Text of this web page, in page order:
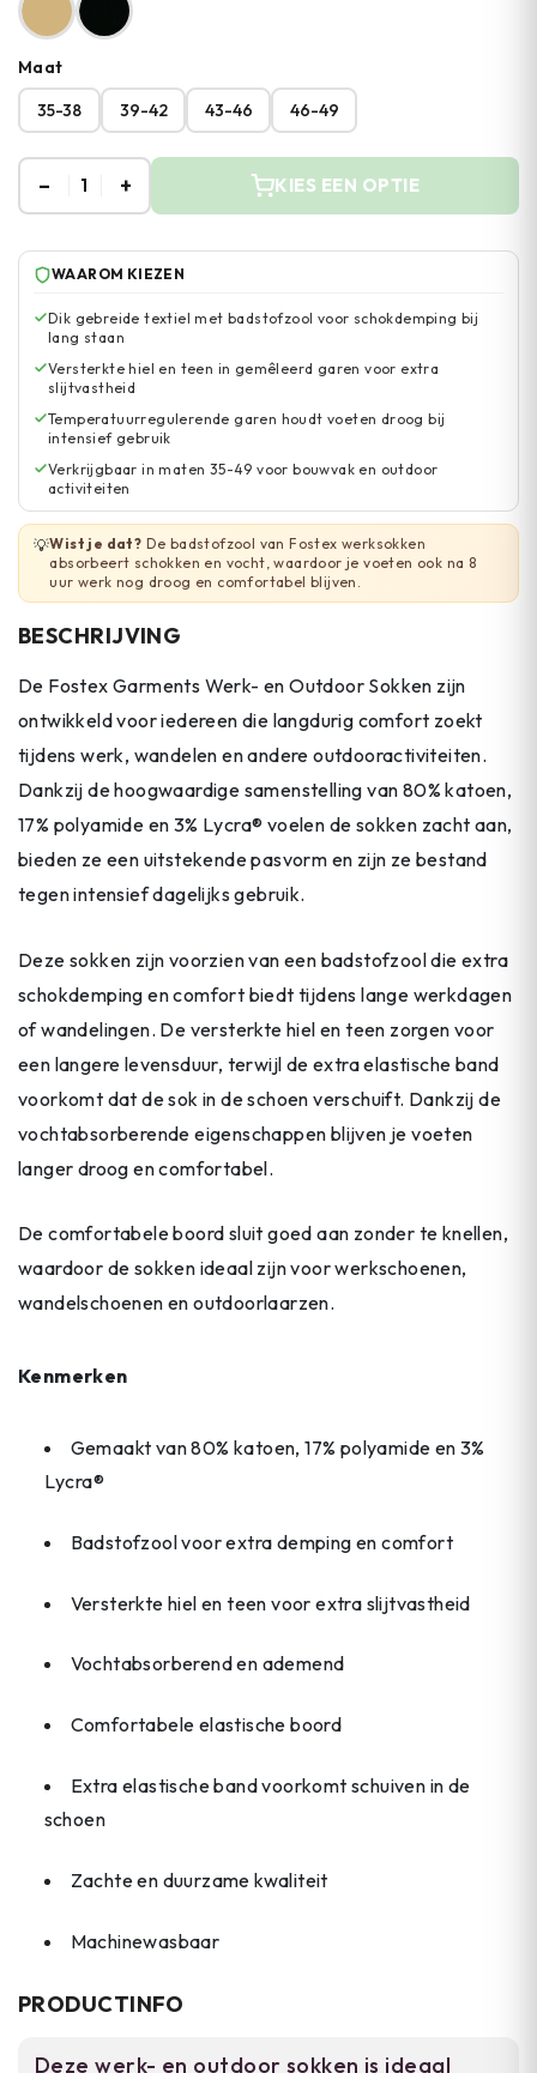
Maat
35-38
39-42 43-46 46-49
– 1 + KIES EEN OPTIE
WAAROM KIEZEN
Dik gebreide textiel met badstofzool voor schokdemping bij
lang staan
Versterkte hiel en teen in gemêleerd garen voor extra
slijtvastheid
Temperatuurregulerende garen houdt voeten droog bij
intensief gebruik
Verkrijgbaar in maten 35-49 voor bouwvak en outdoor
activiteiten
💡Wist je dat? De badstofzool van Fostex werksokken
absorbeert schokken en vocht, waardoor je voeten ook na 8
uur werk nog droog en comfortabel blijven.
BESCHRIJVING
De Fostex Garments Werk- en Outdoor Sokken zijn
ontwikkeld voor iedereen die langdurig comfort zoekt
tijdens werk, wandelen en andere outdooractiviteiten.
Dankzij de hoogwaardige samenstelling van 80% katoen,
17% polyamide en 3% Lycra® voelen de sokken zacht aan,
bieden ze een uitstekende pasvorm en zijn ze bestand
tegen intensief dagelijks gebruik.
Deze sokken zijn voorzien van een badstofzool die extra
schokdemping en comfort biedt tijdens lange werkdagen
of wandelingen. De versterkte hiel en teen zorgen voor
een langere levensduur, terwijl de extra elastische band
voorkomt dat de sok in de schoen verschuift. Dankzij de
vochtabsorberende eigenschappen blijven je voeten
langer droog en comfortabel.
De comfortabele boord sluit goed aan zonder te knellen,
waardoor de sokken ideaal zijn voor werkschoenen,
wandelschoenen en outdoorlaarzen.
Kenmerken
Gemaakt van 80% katoen, 17% polyamide en 3%
Lycra®
Badstofzool voor extra demping en comfort
Versterkte hiel en teen voor extra slijtvastheid
Vochtabsorberend en ademend
Comfortabele elastische boord
Extra elastische band voorkomt schuiven in de
schoen
Zachte en duurzame kwaliteit
Machinewasbaar
PRODUCTINFO
Deze werk- en outdoor sokken is ideaal